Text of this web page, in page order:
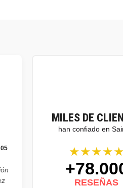
MILES DE
han confiado en
★★★★★
RESEÑAS